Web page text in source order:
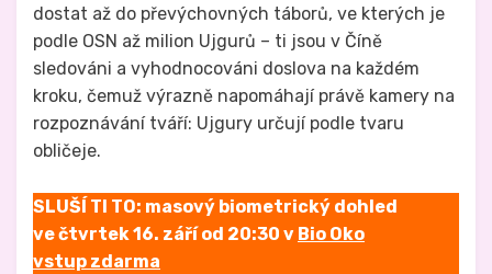
dostat až do převýchovných táborů, ve kterých je
podle OSN až milion Ujgurů – ti jsou v Číně
sledováni a vyhodnocováni doslova na každém
kroku, čemuž výrazně napomáhají právě kamery na
rozpoznávání tváří: Ujgury určují podle tvaru
obličeje.
SLUŠÍ TI TO: masový biometrický dohled
ve čtvrtek 16. září od 20:30 v Bio Oko
vstup zdarma